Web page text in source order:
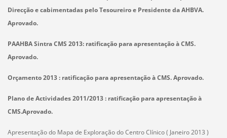
Direcção e cabimentadas pelo Tesoureiro e Presidente da AHBVA.
Aprovado.
PAAHBA Sintra CMS 2013: ratificação para apresentação à CMS.
Aprovado.
Orçamento 2013 : ratificação para apresentação à CMS. Aprovado.
Plano de Actividades 2011/2013 : ratificação para apresentação à
CMS.Aprovado.
Apresentação do Mapa de Exploração do Centro Clínico ( Janeiro 2013 )